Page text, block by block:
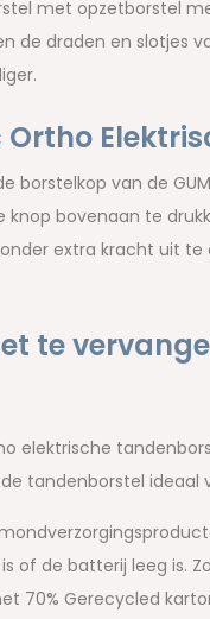
met opzetborstel
de draden en slotjes
Ortho
borstelkop van de
bovenaan te
extra kracht uit
te
elektrische
tandenborstel ideaal
of de batterij leeg is.
70% Gerecycled